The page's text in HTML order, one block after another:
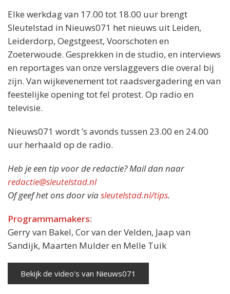
Elke werkdag van 17.00 tot 18.00 uur brengt
Sleutelstad in Nieuws071 het nieuws uit Leiden,
Leiderdorp, Oegstgeest, Voorschoten en
Zoeterwoude. Gesprekken in de studio, en interviews
en reportages van onze verslaggevers die overal bij
zijn. Van wijkevenement tot raadsvergadering en van
feestelijke opening tot fel protest. Op radio en
televisie.
Nieuws071 wordt ’s avonds tussen 23.00 en 24.00
uur herhaald op de radio.
Heb je een tip voor de redactie? Mail dan naar
redactie@sleutelstad.nl
Of geef het ons door viasleutelstad.nl/tips.
Programmamakers:
Gerry van Bakel, Cor van der Velden, Jaap van
Sandijk, Maarten Mulder en Melle Tuik
Bekijk de video's van Nieuws071